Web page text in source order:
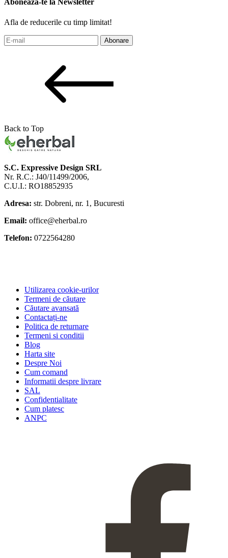
Aboneaza-te la Newsletter
Afla de reducerile cu timp limitat!
Abonare
Back to Top
S.C. Expressive Design SRL
Nr. R.C.: J40/11499/2006,
C.U.I.: RO18852935
Adresa: str. Dobreni, nr. 1, Bucuresti
Email: office@eherbal.ro
Telefon: 0722564280
Utilizarea cookie-urilor
Termeni de căutare
Căutare avansată
Contactați-ne
Politica de returnare
Termeni si conditii
Blog
Harta site
Despre Noi
Cum comand
Informatii despre livrare
SAL
Confidentialitate
Cum platesc
ANPC